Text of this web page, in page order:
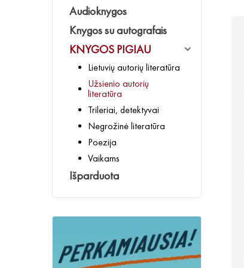
Audioknygos
Knygos su autografais
KNYGOS PIGIAU
Lietuvių autorių literatūra
Užsienio autorių
literatūra
Trileriai, detektyvai
Negrožinė literatūra
Poezija
Vaikams
Išparduota